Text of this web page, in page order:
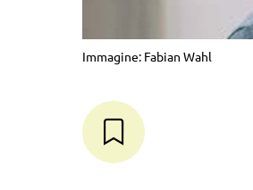
Immagine: Fabian Wahl